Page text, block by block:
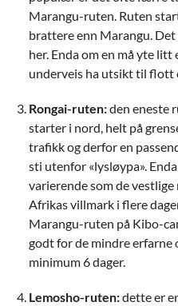
Marangu-ruten. Ruten
brattere enn Marangu.
her. Enda om en må yte
underveis ha utsikt til flott
Rongai-ruten:den eneste
starter i nord, helt på
trafikk og derfor en
sti utenfor «lysløypa».
varierende som de
Afrikas villmark i flere
Marangu-ruten på Kibo-
godt for de mindre erfarne
minimum 6 dager.
Lemosho-ruten:dette er